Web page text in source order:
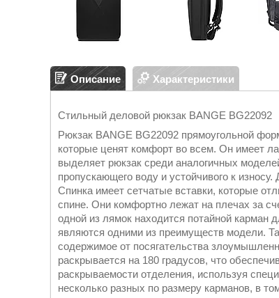
Описание Характеристики
Стильный деловой рюкзак BANGE BG22092
Рюкзак BANGE BG22092 прямоугольной
которые ценят комфорт во всем. Он имеет
выделяет рюкзак среди аналогичных
пропускающего воду и устойчивого к
Спинка имеет сетчатые вставки, которые
спине. Они комфортно лежат на плечах за
одной из лямок находится потайной карман
являются одними из преимуществ модели.
содержимое от посягательства
раскрывается на 180 градусов, что
раскрываемости отделения, используя
несколько разных по размеру карманов, в